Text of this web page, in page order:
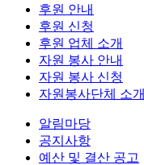
후원 안내
후원 신청
후원 업체 소개
자원 봉사 안내
자원 봉사 신청
자원봉사단체 소개
알림마당
공지사항
예산 및 결산 공고